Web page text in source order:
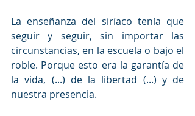
La enseñanza del siríaco tenía que
seguir y seguir, sin importar las
circunstancias, en la escuela o bajo el
roble. Porque esto era la garantía de
la vida, (...) de la libertad (...) y de
nuestra presencia.